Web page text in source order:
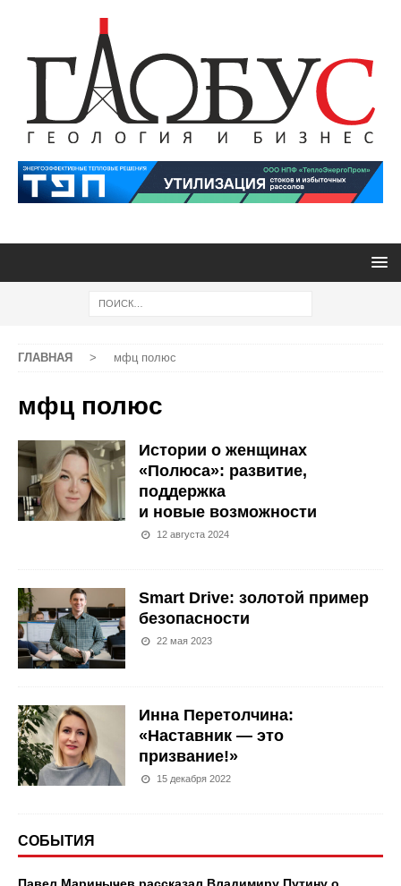
ГЛАВНАЯ > мфц полюс
мфц полюс
Истории о женщинах
«Полюса»: развитие,
поддержка
и новые возможности
12 августа 2024
Smart Drive: золотой пример
безопасности
22 мая 2023
Инна Перетолчина:
«Наставник — это
призвание!»
15 декабря 2022
СОБЫТИЯ